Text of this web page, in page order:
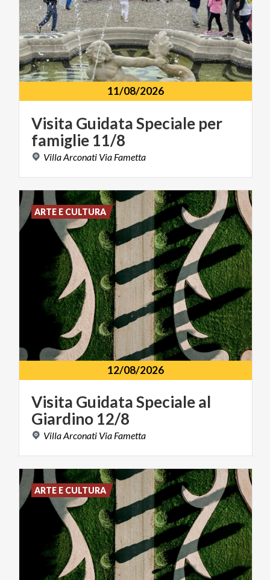
11/08/2026
Visita GuidataSpeciale per
famiglie 11/8
VillaArconati Via Fametta
12/08/2026
Visita GuidataSpecialeal
Giardino 12/8
VillaArconati Via Fametta
ARTE E CULTURA
ARTE E CULTURA